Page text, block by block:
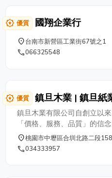
8962000、04-8965000、
快速包通專線：0975-010121
大城包通專線：04-8965000
8956666 / 04-8962000 / 04-
award_star 優質 國翔企業行
place台南市新營區工業街67號之1
phone066325548
award_star 優質 鎮旦木業 | 鎮旦紙
鎮旦木業有限公司自創立以
「價格、服務、品質」的信
戶最實在的價格，最即時的服
品質，因此受到不同產業領域
place桃園市中壢區合圳北路二段
phone034333957